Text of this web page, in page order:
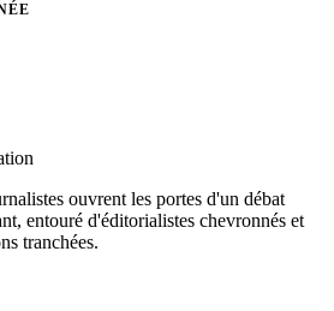
ouvrent les portes d'un débat
entouré d'éditorialistes chevronnés et
tranchées.